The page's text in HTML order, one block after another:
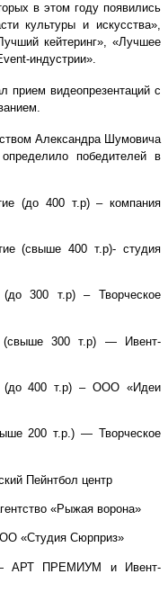
в этом году появились
культуры и искусства»,
кейтеринг», «Лучшее
индустрии».
прием видеопрезентаций с
Александра Шумовича
победителей в
(до 400 т.р) – компания
(свыше 400 т.р)- студия
300 т.р) – Творческое
(свыше 300 т.р) — Ивент-
(до 400 т.р) – ООО «Идеи
200 т.р.) — Творческое
Пейнтбол центр
«Рыжая ворона»
«Студия Сюрприз»
— АРТ ПРЕМИУМ и Ивент-